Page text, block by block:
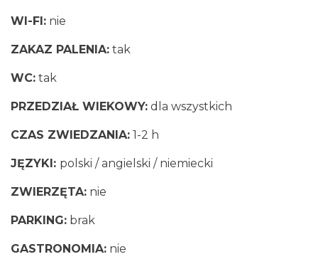
WI-FI: nie
ZAKAZ PALENIA: tak
WC: tak
PRZEDZIAŁ WIEKOWY: dla wszystkich
CZAS ZWIEDZANIA: 1-2 h
JĘZYKI: polski / angielski / niemiecki
ZWIERZĘTA: nie
PARKING: brak
GASTRONOMIA: nie